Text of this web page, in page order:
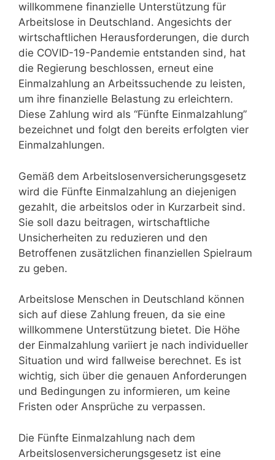
willkommene finanzielle Unterstützung für
Arbeitslose in Deutschland. Angesichts der
wirtschaftlichen Herausforderungen, die durch
die COVID-19-Pandemie entstanden sind, hat
die Regierung beschlossen, erneut eine
Einmalzahlung an Arbeitssuchende zu leisten,
um ihre finanzielle Belastung zu erleichtern.
Diese Zahlung wird als “Fünfte Einmalzahlung”
bezeichnet und folgt den bereits erfolgten vier
Einmalzahlungen.
Gemäß dem Arbeitslosenversicherungsgesetz
wird die Fünfte Einmalzahlung an diejenigen
gezahlt, die arbeitslos oder in Kurzarbeit sind.
Sie soll dazu beitragen, wirtschaftliche
Unsicherheiten zu reduzieren und den
Betroffenen zusätzlichen finanziellen Spielraum
zu geben.
Arbeitslose Menschen in Deutschland können
sich auf diese Zahlung freuen, da sie eine
willkommene Unterstützung bietet. Die Höhe
der Einmalzahlung variiert je nach individueller
Situation und wird fallweise berechnet. Es ist
wichtig, sich über die genauen Anforderungen
und Bedingungen zu informieren, um keine
Fristen oder Ansprüche zu verpassen.
Die Fünfte Einmalzahlung nach dem
Arbeitslosenversicherungsgesetz ist eine